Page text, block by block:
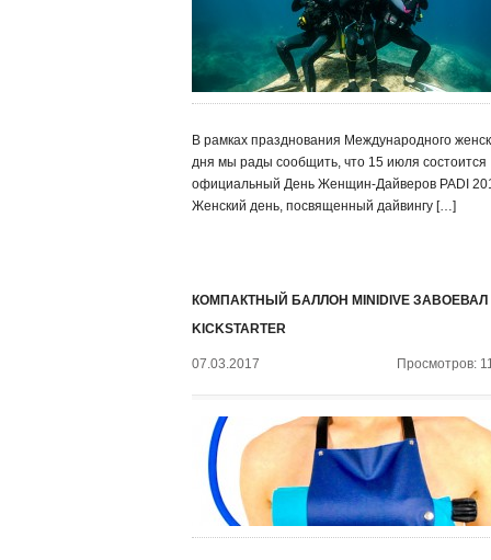
В рамках празднования Международного
дня мы рады сообщить, что 15 июля состоится
официальный День Женщин-Дайверов PADI
Женский день, посвященный дайвингу […]
КОМПАКТНЫЙ БАЛЛОН MINIDIVE ЗАВОЕВАЛ
KICKSTARTER
07.03.2017 Просмотров: